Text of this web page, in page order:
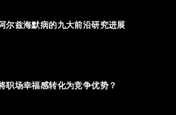
尔兹海默病的九大前沿研究进展
职场幸福感转化为竞争优势？